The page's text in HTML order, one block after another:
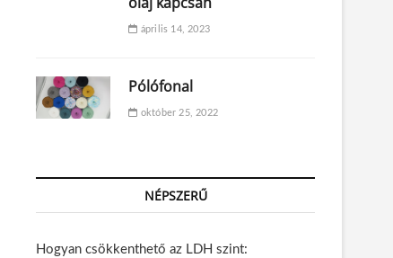
április 14, 2023
Pólófonal
október 25, 2022
NÉPSZERŰ
Hogyan csökkenthető az LDH szint: